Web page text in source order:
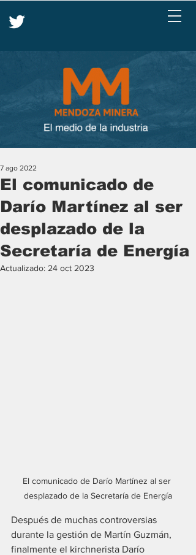
El comunicado de
Darío Martínez al ser
desplazado de la
Secretaría de Energía
7 ago 2022
Actualizado: 24 oct 2023
El comunicado de Darío Martínez al ser
desplazado de la Secretaría de Energía
Después de muchas controversias
durante la gestión de Martín Guzmán,
finalmente el kirchnerista Darío